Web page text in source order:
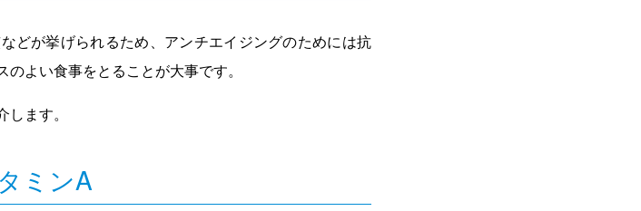
どが挙げられるため、アンチエイジングのためには抗
よい食事をとることが大事です。
ます。
ミンA